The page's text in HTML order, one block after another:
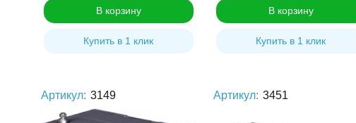
В корзину
Купить в 1 клик
В корзину
Купить в 1 клик
Артикул: 3149 Артикул: 3451